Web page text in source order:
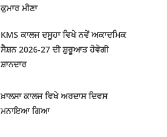
ਕੁਮਾਰ ਮੀਣਾ
KMS ਕਾਲਜ ਦਸੂਹਾ ਵਿਖੇ ਨਵੇਂ ਅਕਾਦਮਿਕ
ਸੈਸ਼ਨ 2026-27 ਦੀ ਸ਼ੁਰੂਆਤ ਹੋਵੇਗੀ
ਸ਼ਾਨਦਾਰ
ਖ਼ਾਲਸਾ ਕਾਲਜ ਵਿਖੇ ਅਰਦਾਸ ਦਿਵਸ
ਮਨਾਇਆ ਗਿਆ